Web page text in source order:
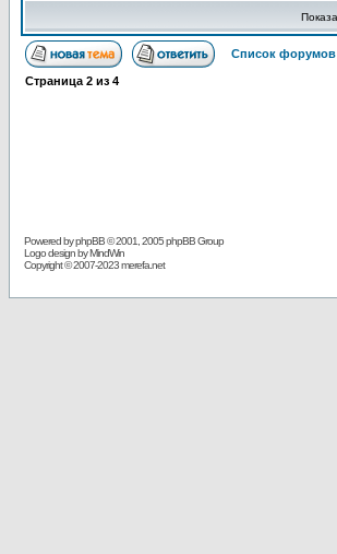
Список форумов
Страница 2 из 4
Powered byphpBB© 2001, 2005 phpBB Group
Logo design by MindWin
Copyright © 2007-2023 merefa.net